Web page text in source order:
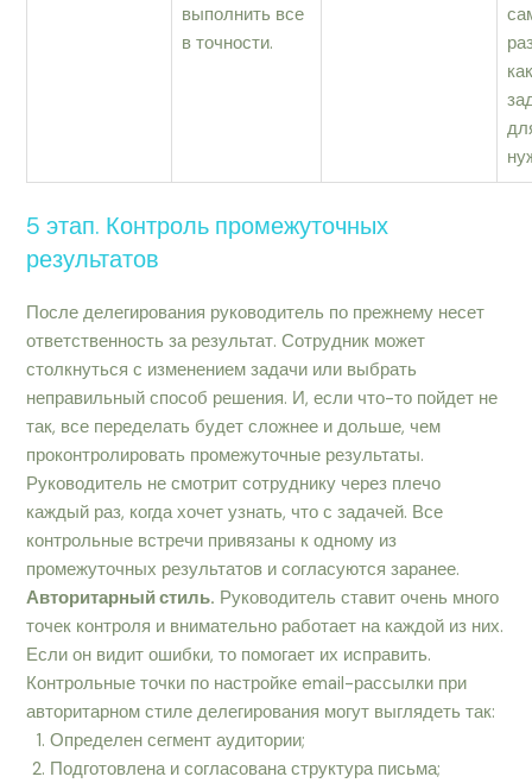
выполнить все
в точности.
5 этап. Контроль промежуточных
результатов
После делегирования руководитель по прежнему несет
ответственность за результат. Сотрудник может
столкнуться с изменением задачи или выбрать
неправильный способ решения. И, если что-то пойдет не
так, все переделать будет сложнее и дольше, чем
проконтролировать промежуточные результаты.
Руководитель не смотрит сотруднику через плечо
каждый раз, когда хочет узнать, что с задачей. Все
контрольные встречи привязаны к одному из
промежуточных результатов и согласуются заранее.
Авторитарный стиль. Руководитель ставит очень много
точек контроля и внимательно работает на каждой из них.
Если он видит ошибки, то помогает их исправить.
Контрольные точки по настройке email-рассылки при
авторитарном стиле делегирования могут выглядеть так:
Определен сегмент аудитории;
Подготовлена и согласована структура письма;